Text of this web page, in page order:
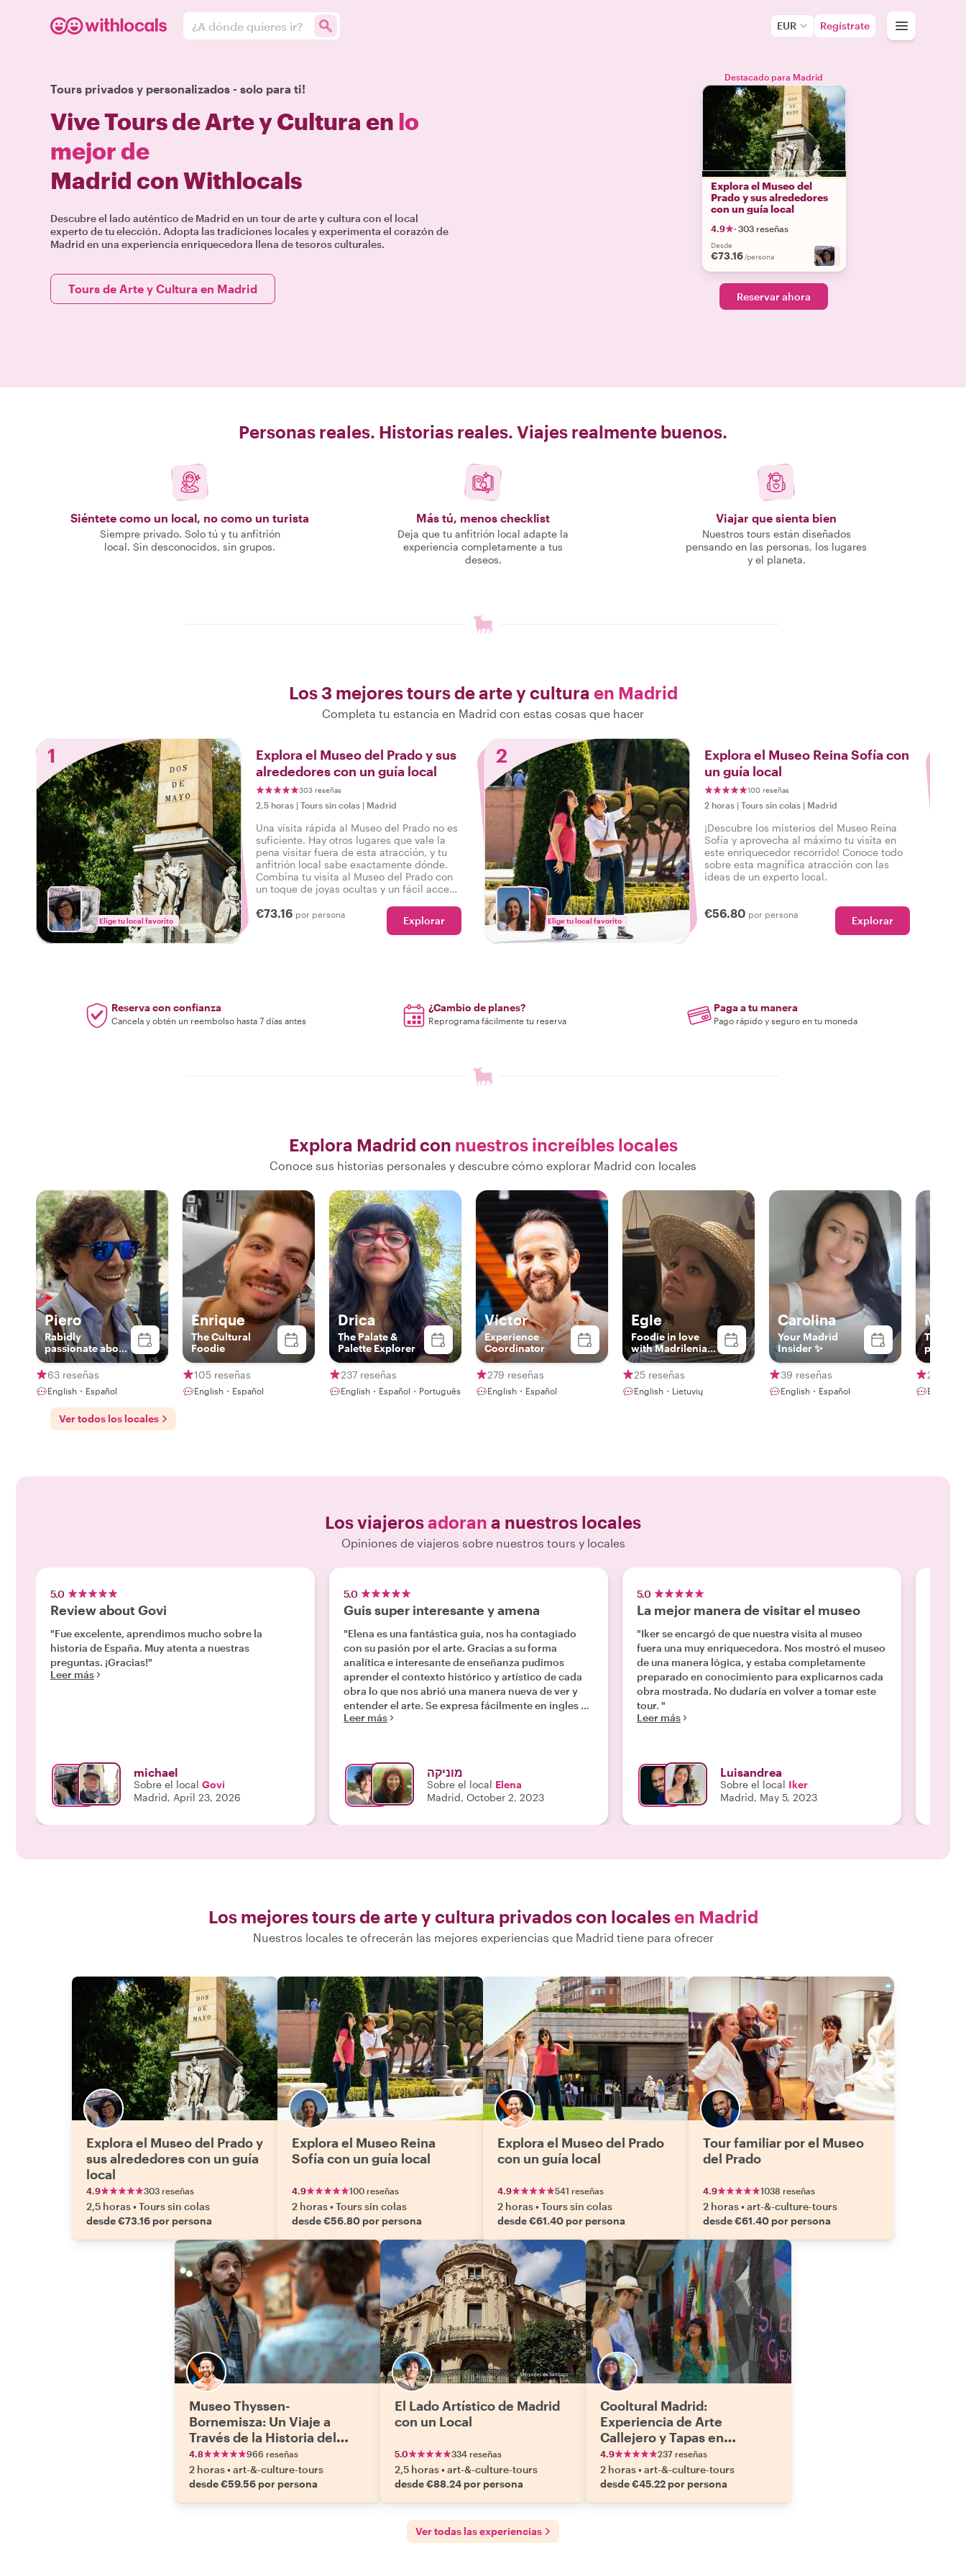
¿A dónde quieres ir? EUR Regístrate
Tours privados y personalizados - solo para ti!
Vive Tours de Arte y Cultura en lo
mejor de
Madrid con Withlocals
Descubre el lado auténtico de Madrid en un tour de arte y cultura con el local
experto de tu elección. Adopta las tradiciones locales y experimenta el corazón de
Madrid en una experiencia enriquecedora llena de tesoros culturales.
Tours de Arte y Cultura en Madrid
Destacado para Madrid
Explora el Museo del
Prado y sus alrededores
con un guía local
4.9 · 303 reseñas
Desde
€73.16 /persona +9
Reservar ahora
Personas reales. Historias reales. Viajes realmente buenos.
Siéntete como un local, no como un turista
Siempre privado. Solo tú y tu anfitrión
local. Sin desconocidos, sin grupos.
Más tú, menos checklist
Deja que tu anfitrión local adapte la
experiencia completamente a tus
deseos.
Viajar que sienta bien
Nuestros tours están diseñados
pensando en las personas, los lugares
y el planeta.
Los 3 mejores tours de arte y cultura en Madrid
Completa tu estancia en Madrid con estas cosas que hacer
1
Elige tu local favorito
Explora el Museo del Prado y sus
alrededores con un guía local
303 reseñas
2,5 horas | Tours sin colas | Madrid
Una visita rápida al Museo del Prado no es
suficiente. Hay otros lugares que vale la
pena visitar fuera de esta atracción, y tu
anfitrión local sabe exactamente dónde.
Combina tu visita al Museo del Prado con
un toque de joyas ocultas y un fácil acceso
listo para pasar un buen rato!
€73.16 por persona Explorar
2
Elige tu local favorito
Explora el Museo Reina Sofía con
un guía local
100 reseñas
2 horas | Tours sin colas | Madrid
¡Descubre los misterios del Museo Reina
Sofía y aprovecha al máximo tu visita en
este enriquecedor recorrido! Conoce todo
sobre esta magnífica atracción con las
ideas de un experto local.
€56.80 por persona Explorar
Reserva con confianza
Cancela y obtén un reembolso hasta 7 días antes
¿Cambio de planes?
Reprograma fácilmente tu reserva
Paga a tu manera
Pago rápido y seguro en tu moneda
Explora Madrid con nuestros increíbles locales
Conoce sus historias personales y descubre cómo explorar Madrid con locales
Piero
Rabidly
passionate about
Madrid and Spain
63 reseñas
English・Español
Enrique
The Cultural
Foodie
105 reseñas
English・Español
Drica
The Palate &
Palette Explorer
237 reseñas
English・Español・Português
Víctor
Experience
Coordinator
279 reseñas
English・Español
Egle
Foodie in love
with Madrilenian
culture
25 reseñas
English・Lietuvių
Carolina
Your Madrid
Insider ✨
39 reseñas
English・Español
Majo
The
253
English
Ver todos los locales
Los viajerosadoran a nuestros locales
Opiniones de viajeros sobre nuestros tours y locales
5.0
Review about Govi
"Fue excelente, aprendimos mucho sobre la
historia de España. Muy atenta a nuestras
preguntas. ¡Gracias!"
Leer más
michael
Sobre el local Govi
Madrid, April 23, 2026
5.0
Guis super interesante y amena
"Elena es una fantástica guia, nos ha contagiado
con su pasión por el arte. Gracias a su forma
analítica e interesante de enseñanza pudimos
aprender el contexto histórico y artístico de cada
obra lo que nos abrió una manera nueva de ver y
entender el arte. Se expresa fácilmente en ingles y
en español y nos dio una experiencia inolvidable.
todo corazón. "
Leer más
מוניקה
Sobre el local Elena
Madrid, October 2, 2023
5.0
La mejor manera de visitar el museo
"Iker se encargó de que nuestra visita al museo
fuera una muy enriquecedora. Nos mostró el museo
de una manera lógica, y estaba completamente
preparado en conocimiento para explicarnos cada
obra mostrada. No dudaría en volver a tomar este
tour. "
Leer más
Luisandrea
Sobre el local Iker
Madrid, May 5, 2023
Los mejores tours de arte y cultura privados con localesen Madrid
Nuestros locales te ofrecerán las mejores experiencias que Madrid tiene para ofrecer
Explora el Museo del Prado y
sus alrededores con un guía
local
4.9 303 reseñas
2,5 horas•Tours sin colas
desde €73.16 por persona
Explora el Museo Reina
Sofía con un guía local
4.9 100 reseñas
2 horas•Tours sin colas
desde €56.80 por persona
Explora el Museo del Prado
con un guía local
4.9 541 reseñas
2 horas•Tours sin colas
desde €61.40 por persona
Tour familiar por el Museo
del Prado
4.9 1038 reseñas
2 horas•art-&-culture-tours
desde €61.40 por persona
Museo Thyssen-
Bornemisza: Un Viaje a
Través de la Historia del
Arte
4.8 966 reseñas
2 horas•art-&-culture-tours
desde €59.56 por persona
El Lado Artístico de Madrid
con un Local
5.0 334 reseñas
2,5 horas•art-&-culture-tours
desde €88.24 por persona
Cooltural Madrid:
Experiencia de Arte
Callejero y Tapas en
Lavapiés
4.9 237 reseñas
2 horas•art-&-culture-tours
desde €45.22 por persona
Ver todas las experiencias